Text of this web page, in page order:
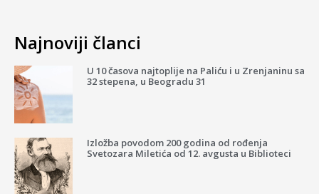
Najnoviji članci
U 10 časova najtoplije na Paliću i u Zrenjaninu sa
32 stepena, u Beogradu 31
Izložba povodom 200 godina od rođenja
Svetozara Miletića od 12. avgusta u Biblioteci